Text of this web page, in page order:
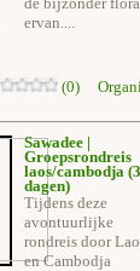
de bijzonder
ervan....
(0)
Sawadee |
Groepsrondreis
laos/cambodja
dagen)
Tijdens deze
avontuurlijke
rondreis door
en Cambodja